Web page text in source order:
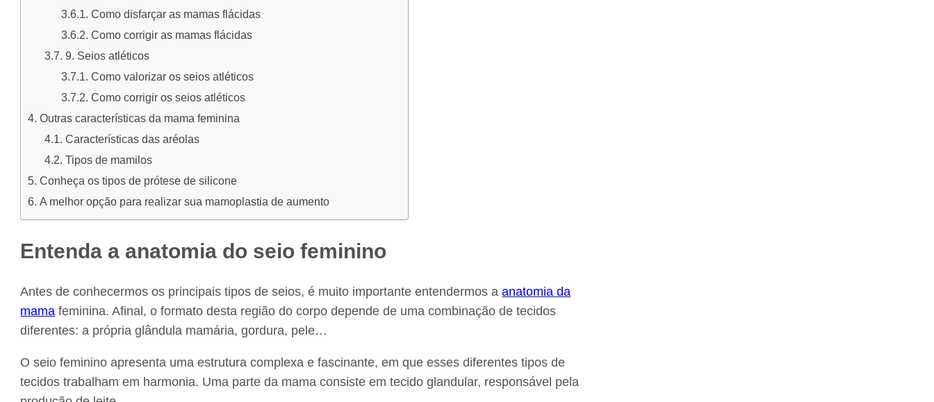
Como disfarçar as mamas flácidas
Como corrigir as mamas flácidas
9. Seios atléticos
Como valorizar os seios atléticos
Como corrigir os seios atléticos
Outras características da mama feminina
Características das aréolas
Tipos de mamilos
Conheça os tipos de prótese de silicone
A melhor opção para realizar sua mamoplastia de aumento
Entenda a anatomia do seio feminino
Antes de conhecermos os principais tipos de seios, é muito importante entendermos aanatomia da
mama feminina. Afinal, o formato desta região do corpo depende de uma combinação de tecidos
diferentes: a própria glândula mamária, gordura, pele…
O seio feminino apresenta uma estrutura complexa e fascinante, em que esses diferentes tipos de
tecidos trabalham em harmonia. Uma parte da mama consiste em tecido glandular, responsável pela